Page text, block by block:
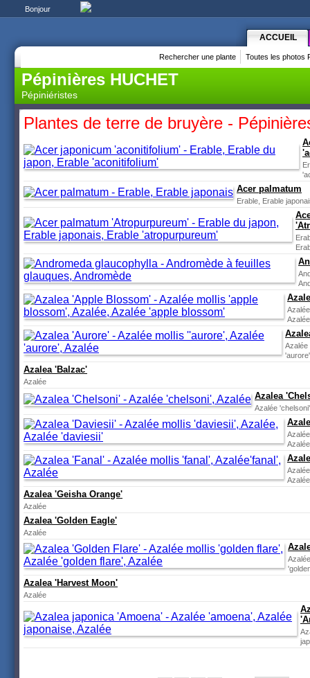
Bonjour
ACCUEIL
Rechercher une plante Toutes les photos
Pépinières HUCHET
Pépiniéristes
Plantes de terre de bruyère -
Acer palmatum
Erable, Erable
Azalée
Azalea 'Balzac'
Azalée
Azalea
Azalée
Azalée
Azalea 'Geisha Orange'
Azalée
Azalea 'Golden Eagle'
Azalée
Azalea 'Harvest Moon'
Azalée